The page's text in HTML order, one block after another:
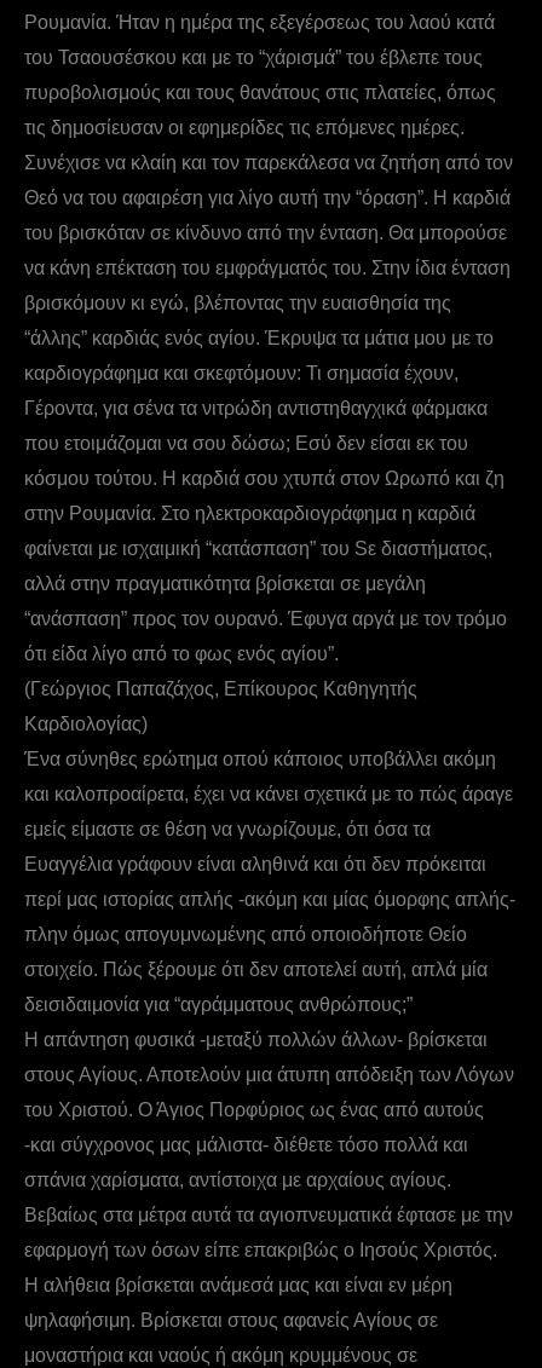
Ρουμανία. Ήταν η ημέρα της εξεγέρσεως του λαού κατά
του Τσαουσέσκου και με το “χάρισμά” του έβλεπε τους
πυροβολισμούς και τους θανάτους στις πλατείες, όπως
τις δημοσίευσαν οι εφημερίδες τις επόμενες ημέρες.
Συνέχισε να κλαίη και τον παρεκάλεσα να ζητήση από τον
Θεό να του αφαιρέση για λίγο αυτή την “όραση”. Η καρδιά
του βρισκόταν σε κίνδυνο από την ένταση. Θα μπορούσε
να κάνη επέκταση του εμφράγματός του. Στην ίδια ένταση
βρισκόμουν κι εγώ, βλέποντας την ευαισθησία της
“άλλης” καρδιάς ενός αγίου. Έκρυψα τα μάτια μου με το
καρδιογράφημα και σκεφτόμουν: Τι σημασία έχουν,
Γέροντα, για σένα τα νιτρώδη αντιστηθαγχικά φάρμακα
που ετοιμάζομαι να σου δώσω; Εσύ δεν είσαι εκ του
κόσμου τούτου. Η καρδιά σου χτυπά στον Ωρωπό και ζη
στην Ρουμανία. Στο ηλεκτροκαρδιογράφημα η καρδιά
φαίνεται με ισχαιμική “κατάσπαση” του Sε διαστήματος,
αλλά στην πραγματικότητα βρίσκεται σε μεγάλη
“ανάσπαση” προς τον ουρανό. Έφυγα αργά με τον τρόμο
ότι είδα λίγο από το φως ενός αγίου”.
(Γεώργιος Παπαζάχος, Επίκουρος Καθηγητής
Καρδιολογίας)
Ένα σύνηθες ερώτημα οπού κάποιος υποβάλλει ακόμη
και καλοπροαίρετα, έχει να κάνει σχετικά με το πώς άραγε
εμείς είμαστε σε θέση να γνωρίζουμε, ότι όσα τα
Ευαγγέλια γράφουν είναι αληθινά και ότι δεν πρόκειται
περί μας ιστορίας απλής -ακόμη και μίας όμορφης απλής-
πλην όμως απογυμνωμένης από οποιοδήποτε Θείο
στοιχείο. Πώς ξέρουμε ότι δεν αποτελεί αυτή, απλά μία
δεισιδαιμονία για “αγράμματους ανθρώπους;”
Η απάντηση φυσικά -μεταξύ πολλών άλλων- βρίσκεται
στους Αγίους. Αποτελούν μια άτυπη απόδειξη των Λόγων
του Χριστού. Ο Άγιος Πορφύριος ως ένας από αυτούς
-και σύγχρονος μας μάλιστα- διέθετε τόσο πολλά και
σπάνια χαρίσματα, αντίστοιχα με αρχαίους αγίους.
Βεβαίως στα μέτρα αυτά τα αγιοπνευματικά έφτασε με την
εφαρμογή των όσων είπε επακριβώς ο Ιησούς Χριστός.
Η αλήθεια βρίσκεται ανάμεσά μας και είναι εν μέρη
ψηλαφήσιμη. Βρίσκεται στους αφανείς Αγίους σε
μοναστήρια και ναούς ή ακόμη κρυμμένους σε